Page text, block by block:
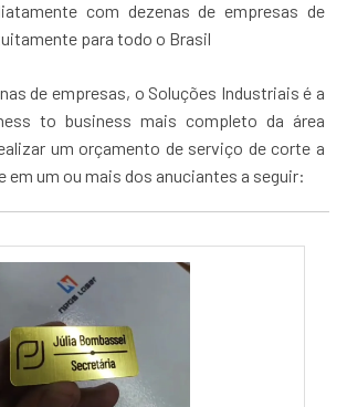
com dezenas de empresas de
para todo o Brasil
de empresas, o Soluções Industriais é a
to business mais completo da área
um orçamento de serviço de corte a
em um ou mais dos anuciantes a seguir: